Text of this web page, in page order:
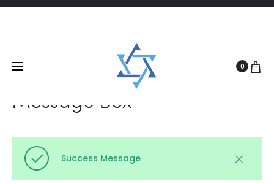
0
Message Box
Message Box
Success Message